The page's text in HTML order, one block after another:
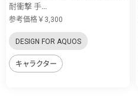
耐衝撃 手...
参考価格￥3,300
DESIGN FOR AQUOS
キャラクター